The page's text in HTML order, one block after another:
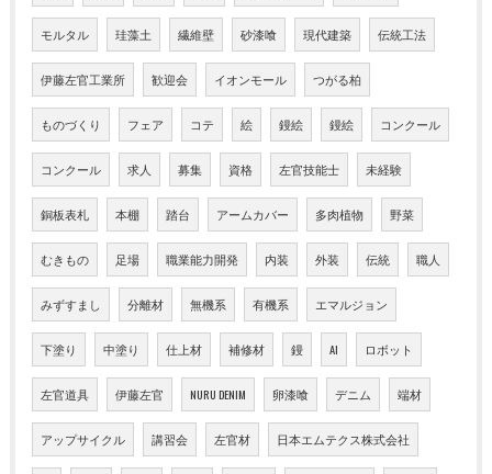
モルタル 珪藻土 繊維壁 砂漆喰 現代建築 伝統工法
伊藤左官工業所 歓迎会 イオンモール つがる柏
ものづくり フェア コテ 絵 鏝絵 鏝絵 コンクール
コンクール 求人 募集 資格 左官技能士 未経験
銅板表札 本棚 踏台 アームカバー 多肉植物 野菜
むきもの 足場 職業能力開発 内装 外装 伝統 職人
みずすまし 分離材 無機系 有機系 エマルジョン
下塗り 中塗り 仕上材 補修材 鏝 AI ロボット
左官道具 伊藤左官 NURU DENIM 卵漆喰 デニム 端材
アップサイクル 講習会 左官材 日本エムテクス株式会社